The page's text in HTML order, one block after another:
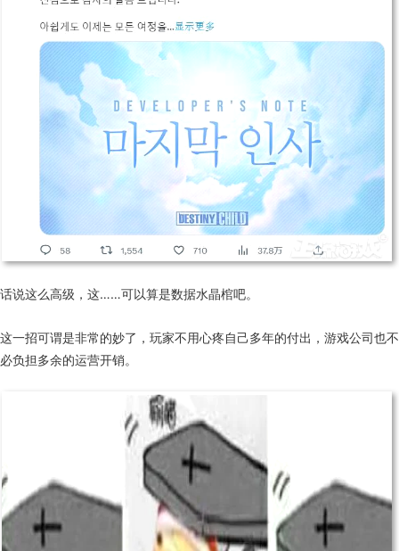
话说这么高级，这……可以算是数据水晶棺吧。
这一招可谓是非常的妙了，玩家不用心疼自己多年的付出，游戏公司也不
必负担多余的运营开销。